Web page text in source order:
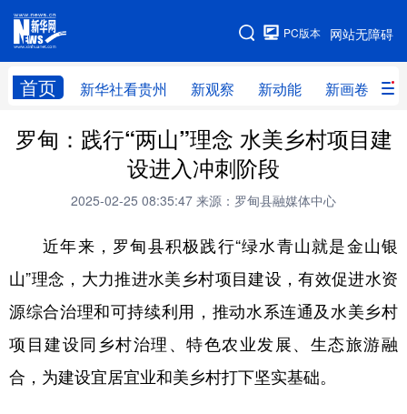
网站无障碍
PC版本
首页 新华社看贵州 新观察 新动能 新画卷
网站地图
新华社看贵州 新观察 新动能 新画卷
贵州领导 人事
直播
畅游贵州 数字贵州 律动贵州 健康贵州
光影贵州 部门之窗 县区直达 企业速递
六盘水 毕节 铜仁
罗甸：践行“两山”理念 水美乡村项目建
设进入冲刺阶段
2025-02-25 08:35:47 来源：罗甸县融媒体中心
近年来，罗甸县积极践行“绿水青山就是金山银
山”理念，大力推进水美乡村项目建设，有效促进水资
源综合治理和可持续利用，推动水系连通及水美乡村
项目建设同乡村治理、特色农业发展、生态旅游融
合，为建设宜居宜业和美乡村打下坚实基础。